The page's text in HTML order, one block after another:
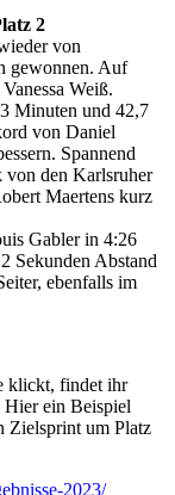
2
von
gewonnen. Auf
Weiß.
Minuten und 42,7
von Daniel
Spannend
den Karlsruher
Maertens kurz
Gabler in 4:26
Sekunden Abstand
ebenfalls im
klickt, findet ihr
ein Beispiel
Zielsprint um Platz
2023/